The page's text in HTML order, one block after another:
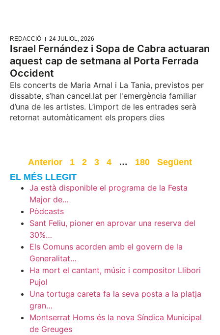
REDACCIÓ 24 JULIOL, 2026
Israel Fernández i Sopa de Cabra actuaran
aquest cap de setmana al Porta Ferrada
Occident
Els concerts de Maria Arnal i La Tania, previstos per
dissabte, s’han cancel.lat per l'emergència familiar
d’una de les artistes. L’import de les entrades serà
retornat automàticament els propers dies
Anterior 1 2 3 4 … 180
Següent
EL MÉS LLEGIT
Ja està disponible el programa de la Festa
Major de…
Pòdcasts
Sant Feliu, pioner en aprovar una reserva del
30%…
Els Comuns acorden amb el govern de la
Generalitat…
Ha mort el cantant, músic i compositor Llibori
Pujol
Una tortuga careta fa la seva posta a la platja
gran…
Montserrat Homs és la nova Síndica Municipal
de Greuges